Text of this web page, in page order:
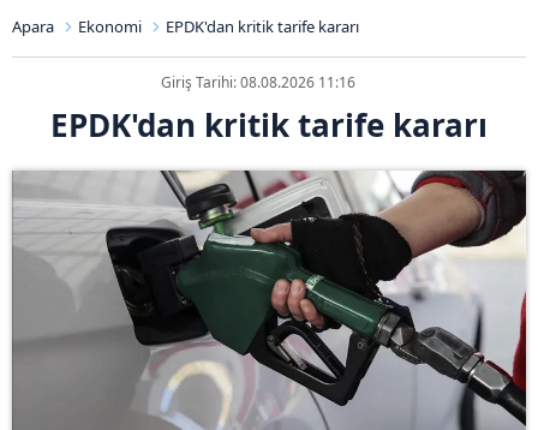
Apara Ekonomi EPDK'dan kritik tarife kararı
Giriş Tarihi: 08.08.2026 11:16
EPDK'dan kritik tarife kararı